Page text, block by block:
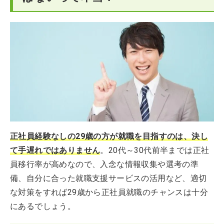
正社員経験なしの29歳の方が就職を目指すのは、決し
て手遅れではありません。20代～30代前半までは正社
員移行率が高めなので、入念な情報収集や選考の準
備、自分に合った就職支援サービスの活用など、適切
な対策をすれば29歳から正社員就職のチャンスは十分
にあるでしょう。